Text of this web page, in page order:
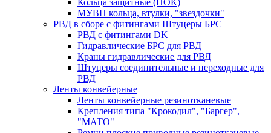
Кольца защитные (ПОК)
МУВП кольца, втулки, "звездочки"
РВД в сборе с фитингами Штуцеры БРС
РВД с фитингами DK
Гидравлические БРС для РВД
Краны гидравлические для РВД
Штуцеры соединительные и переходные для
РВД
Ленты конвейерные
Ленты конвейерные резинотканевые
Крепления типа "Крокодил", "Баргер",
"МАТО"